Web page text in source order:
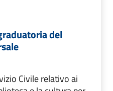
del
Civile relativo ai